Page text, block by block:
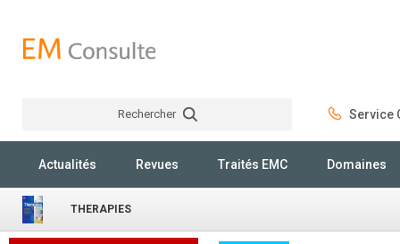
Rechercher Service
Actualités Revues Traités EMC Domaines
THERAPIES